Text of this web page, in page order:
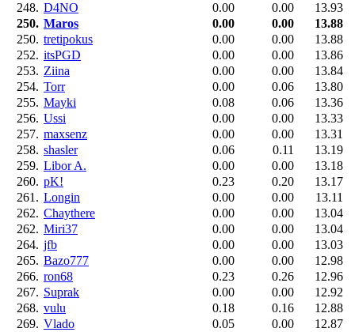
248. D4NO 0.00 0.00
13.93
250. Maros 0.00 0.00
13.88
250. tretipokus 0.00 0.00
13.88
252. itsPGD 0.00 0.00
13.86
253. Ziina 0.00 0.00
13.84
254. Torr 0.00 0.06
13.80
255. Mayki 0.08 0.06
13.36
256. Ussi 0.00 0.00
13.33
257. maxsenz 0.00 0.00
13.31
258. shasler 0.06 0.11
13.19
259. Libor A. 0.00 0.00
13.18
260. pK! 0.23 0.20
13.17
261. Longin 0.00 0.00
13.11
262. Chaythere 0.00 0.00
13.04
262. Miri37 0.00 0.00
13.04
264. jfb 0.00 0.00
13.03
265. Bazo777 0.00 0.00
12.98
266. ron68 0.23 0.26
12.96
267. Suprak 0.00 0.00
12.92
268. vulu 0.18 0.16
12.88
269. Vlado 0.05 0.00
12.87